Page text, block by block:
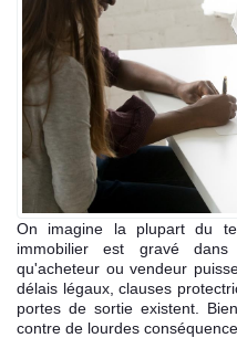
Syndic
Espace client
On imagine la plupart du
immobilier est gravé
qu'acheteur ou vendeur
délais légaux, clauses
portes de sortie existent.
contre de lourdes